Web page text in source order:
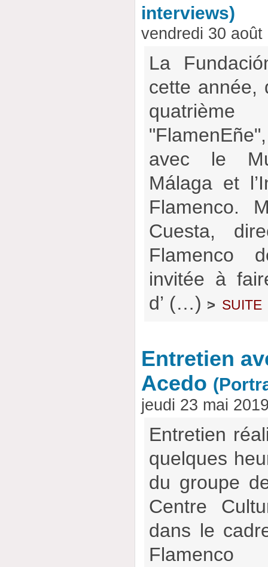
interviews)
vendredi 30
La
cette année,
avec le
Málaga et
Flamenco.
Cuesta,
Flamenco
invitée à
d’ (…) > suite
Entretien
Acedo
jeudi 23 mai
Entretien
quelques
du groupe
Centre
dans le